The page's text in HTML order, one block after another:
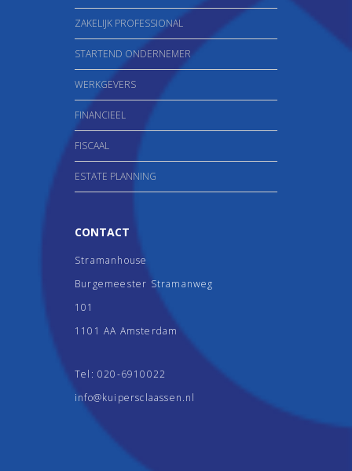
ZAKELIJK PROFESSIONAL
STARTEND ONDERNEMER
WERKGEVERS
FINANCIEEL
FISCAAL
ESTATE PLANNING
CONTACT
Stramanhouse
Burgemeester Stramanweg
101
1101 AA Amsterdam
Tel: 020-6910022
info@kuipersclaassen.nl